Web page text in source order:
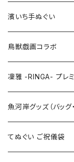
Lサイズ
LLサイズ
特大3Lサイズ
110cm
120cm
130cm
上下セット
100cm
120cm
濱いち手ぬぐい
鳥獣戯画コラボ
凜雅 -RINGA- プレ
魚河岸グッズ（バッグ
てぬぐい ご祝儀袋